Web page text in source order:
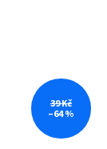
39 Kč
–64 %